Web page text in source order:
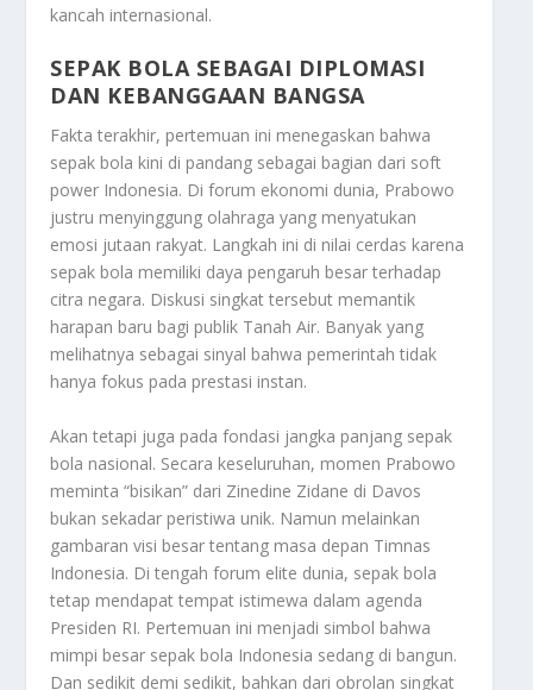
kancah internasional.
SEPAK BOLA SEBAGAI DIPLOMASI
DAN KEBANGGAAN BANGSA
Fakta terakhir, pertemuan ini menegaskan bahwa
sepak bola kini di pandang sebagai bagian dari soft
power Indonesia. Di forum ekonomi dunia, Prabowo
justru menyinggung olahraga yang menyatukan
emosi jutaan rakyat. Langkah ini di nilai cerdas karena
sepak bola memiliki daya pengaruh besar terhadap
citra negara. Diskusi singkat tersebut memantik
harapan baru bagi publik Tanah Air. Banyak yang
melihatnya sebagai sinyal bahwa pemerintah tidak
hanya fokus pada prestasi instan.
Akan tetapi juga pada fondasi jangka panjang sepak
bola nasional. Secara keseluruhan, momen Prabowo
meminta “bisikan” dari Zinedine Zidane di Davos
bukan sekadar peristiwa unik. Namun melainkan
gambaran visi besar tentang masa depan Timnas
Indonesia. Di tengah forum elite dunia, sepak bola
tetap mendapat tempat istimewa dalam agenda
Presiden RI. Pertemuan ini menjadi simbol bahwa
mimpi besar sepak bola Indonesia sedang di bangun.
Dan sedikit demi sedikit, bahkan dari obrolan singkat